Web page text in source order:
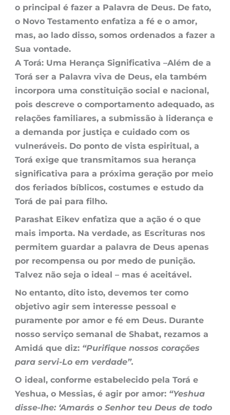
o principal é fazer a Palavra de Deus. De fato,
o Novo Testamento enfatiza a fé e o amor,
mas, ao lado disso, somos ordenados a fazer a
Sua vontade.
A Torá: Uma Herança Significativa –Além de a
Torá ser a Palavra viva de Deus, ela também
incorpora uma constituição social e nacional,
pois descreve o comportamento adequado, as
relações familiares, a submissão à liderança e
a demanda por justiça e cuidado com os
vulneráveis. Do ponto de vista espiritual, a
Torá exige que transmitamos sua herança
significativa para a próxima geração por meio
dos feriados bíblicos, costumes e estudo da
Torá de pai para filho.
Parashat Eikev enfatiza que a ação é o que
mais importa. Na verdade, as Escrituras nos
permitem guardar a palavra de Deus apenas
por recompensa ou por medo de punição.
Talvez não seja o ideal – mas é aceitável.
No entanto, dito isto, devemos ter como
objetivo agir sem interesse pessoal e
puramente por amor e fé em Deus. Durante
nosso serviço semanal de Shabat, rezamos a
Amidá que diz: “Purifique nossos corações
para servi-Lo em verdade”.
O ideal, conforme estabelecido pela Torá e
Yeshua, o Messias, é agir por amor:“Yeshua
disse-lhe: ‘Amarás o Senhor teu Deus de todo